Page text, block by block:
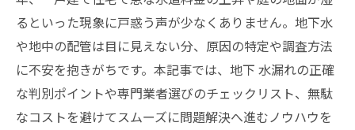
るといった現象に戸惑う声が少なくありません。地下水
や地中の配管は目に見えない分、原因の特定や調査方法
に不安を抱きがちです。本記事では、地下 水漏れの正確
な判別ポイントや専門業者選びのチェックリスト、無駄
なコストを避けてスムーズに問題解決へ進むノウハウを